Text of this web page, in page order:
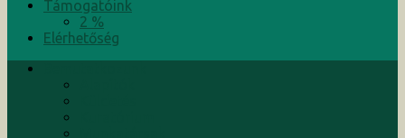
Támogatóink
2 %
Elérhetőség